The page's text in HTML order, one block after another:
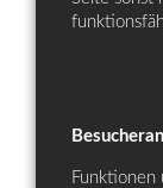
Funktionen